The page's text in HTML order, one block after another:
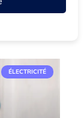
ÉLECTRICITÉ